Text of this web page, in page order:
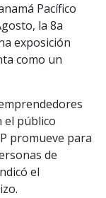
Pacífico
la 8a
exposición
como un
el público
promueve para
de
el